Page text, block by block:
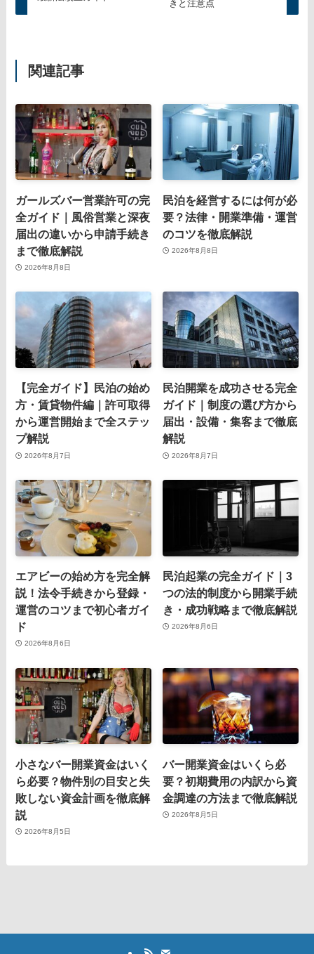
きと注意点
関連記事
ガールズバー営業許可の完
全ガイド｜風俗営業と深夜
届出の違いから申請手続き
まで徹底解説
2026年8月8日
民泊を経営するには何が必
要？法律・開業準備・運営
のコツを徹底解説
2026年8月8日
【完全ガイド】民泊の始め
方・賃貸物件編｜許可取得
から運営開始まで全ステッ
プ解説
2026年8月7日
民泊開業を成功させる完全
ガイド｜制度の選び方から
届出・設備・集客まで徹底
解説
2026年8月7日
エアビーの始め方を完全解
説！法令手続きから登録・
運営のコツまで初心者ガイ
ド
2026年8月6日
民泊起業の完全ガイド｜3
つの法的制度から開業手続
き・成功戦略まで徹底解説
2026年8月6日
小さなバー開業資金はいく
ら必要？物件別の目安と失
敗しない資金計画を徹底解
説
2026年8月5日
バー開業資金はいくら必
要？初期費用の内訳から資
金調達の方法まで徹底解説
2026年8月5日